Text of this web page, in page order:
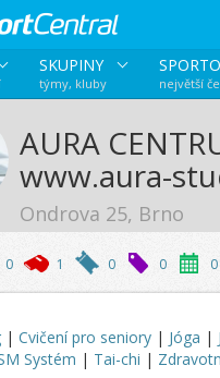
SKUPINY
týmy, kluby největší
AURA
www.aura-
Ondrova 25, Brno
0 1 0 0 0
| Cvičení pro seniory | Jóga |
Systém | Tai-chi |